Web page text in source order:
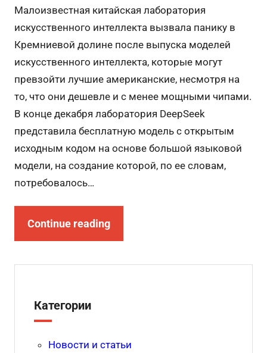
Малоизвестная китайская лаборатория
искусственного интеллекта вызвала панику в
Кремниевой долине после выпуска моделей
искусственного интеллекта, которые могут
превзойти лучшие американские, несмотря на
то, что они дешевле и с менее мощными чипами.
В конце декабря лаборатория DeepSeek
представила бесплатную модель с открытым
исходным кодом на основе большой языковой
модели, на создание которой, по ее словам,
потребовалось…
Continue reading
Категории
Новости и статьи